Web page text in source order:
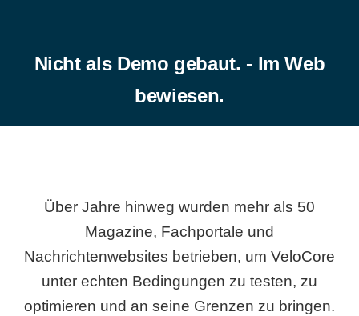
Nicht als Demo gebaut. - Im Web
bewiesen.
Über Jahre hinweg wurden mehr als 50
Magazine, Fachportale und
Nachrichtenwebsites betrieben, um VeloCore
unter echten Bedingungen zu testen, zu
optimieren und an seine Grenzen zu bringen.